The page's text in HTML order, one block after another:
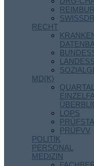
RECHT
MD(K)
LOPS
PRÜFVV
POLITIK
PERSONAL
MEDIZIN